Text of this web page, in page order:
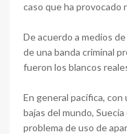
caso que ha provocado
De acuerdo a medios
de una banda criminal
fueron los blancos
En general pacífica, con
bajas del mundo,
problema de uso de